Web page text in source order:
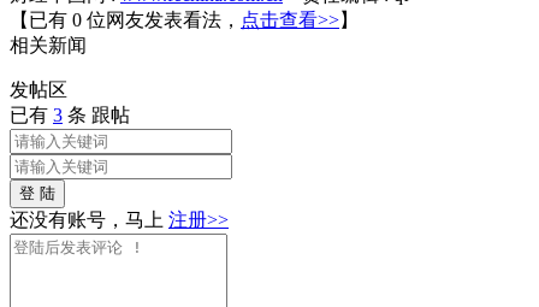
【已有 0 位网友发表看法， 点击查看>>】
相关新闻
发帖区
已有 3 条 跟帖
登 陆
还没有账号，马上 注册>>